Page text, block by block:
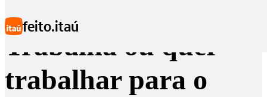
feito.itaú
Trabalha ou quer
trabalhar para o